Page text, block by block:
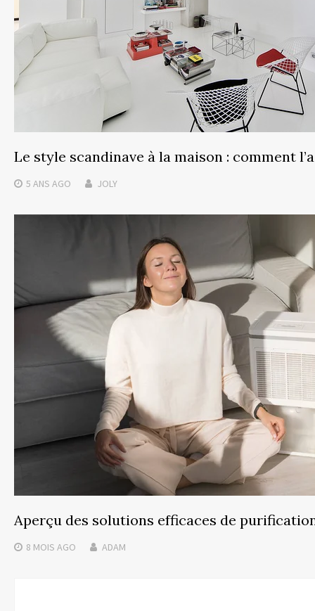
Le style scandinave à la maison : comment
5 ANS AGO JOLY
Aperçu des solutions efficaces de
8 MOIS AGO ADAM